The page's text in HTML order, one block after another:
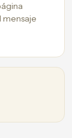
mensaje